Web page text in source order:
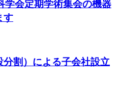
学会定期学術集会の機器
す
割）による子会社設立